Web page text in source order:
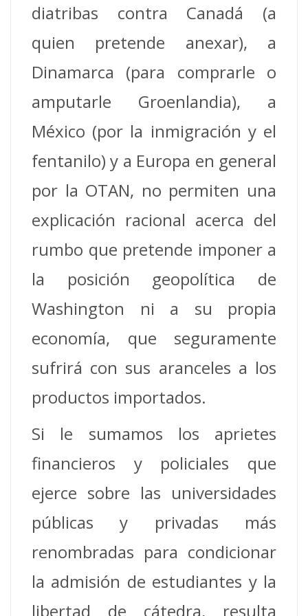
diatribas contra Canadá (a
quien pretende anexar), a
Dinamarca (para comprarle o
amputarle Groenlandia), a
México (por la inmigración y el
fentanilo) y a Europa en general
por la OTAN, no permiten una
explicación racional acerca del
rumbo que pretende imponer a
la posición geopolítica de
Washington ni a su propia
economía, que seguramente
sufrirá con sus aranceles a los
productos importados.
Si le sumamos los aprietes
financieros y policiales que
ejerce sobre las universidades
públicas y privadas más
renombradas para condicionar
la admisión de estudiantes y la
libertad de cátedra, resulta